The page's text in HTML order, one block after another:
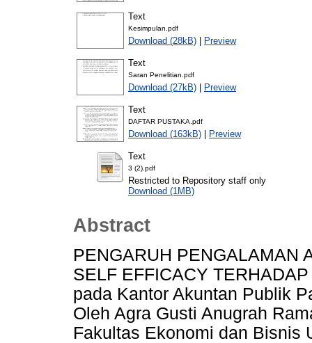
Text
Kesimpulan.pdf
Download (28kB) | Preview
Text
Saran Penelitian.pdf
Download (27kB) | Preview
Text
DAFTAR PUSTAKA.pdf
Download (163kB) | Preview
Text
3 (2).pdf
Restricted to Repository staff only
Download (1MB)
Abstract
PENGARUH PENGALAMAN
SELF EFFICACY
pada Kantor Akuntan Publik
Oleh Agra Gusti Anugrah
Fakultas Ekonomi dan Bisnis